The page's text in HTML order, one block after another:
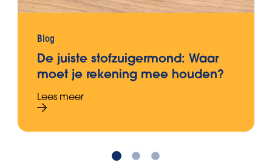
Blog
De juiste stofzuigermond: Waar
moet je rekening mee houden?
Lees meer